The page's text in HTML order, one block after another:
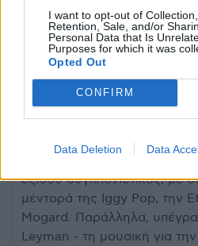
I want to opt-out of Collection,
Retention, Sale, and/or
Personal Data that Is
Purposes for which it was
Opted Out
CONFIRM
Data Deletion Data
Ceremony (2012) και The
Dead Magic (2018), με τα
Mysterious Vanishing of
Vengeful”, καθώς και το
Fly (2020), την καθιέρωσαν
Πριν από λίγους μήνες
Iconoclasts, η πρώτη της
εξίσου συγκλονιστικός, με
μέντορά της Iggy Pop, την
Mogard. Παράλληλα,
Leyman - τη μουσική για